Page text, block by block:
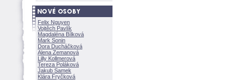
Felix Nguyen
Vojtěch Pavlík
Magdaléna Bílkov
Mark Sonin
Dora Ducháčkov
Alena Zemanov
Lilly Kollmerov
Tereza Polákov
Jakub Samek
Klára Fryčkov